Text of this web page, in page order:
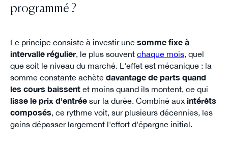
programmé ?
Le principe consiste à investir une somme fixe à
intervalle régulier, le plus souvent chaque mois, quel
que soit le niveau du marché. L'effet est mécanique : la
somme constante achète davantage de parts quand
les cours baissentet moins quand ils montent, ce qui
lisse le prix d'entréesur la durée. Combiné aux intérêts
composés, ce rythme voit, sur plusieurs décennies, les
gains dépasser largement l'effort d'épargne initial.